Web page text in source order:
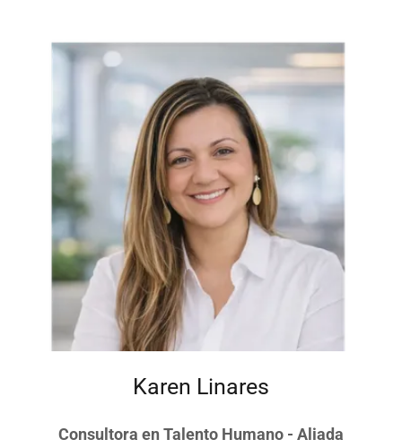
Karen Linares
Consultora en Talento Humano - Aliada